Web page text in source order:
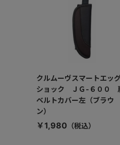
クルムーヴスマートエッ
ショック ＪＧ-６００
ベルトカバー左（ブラウ
ン）
￥1,980